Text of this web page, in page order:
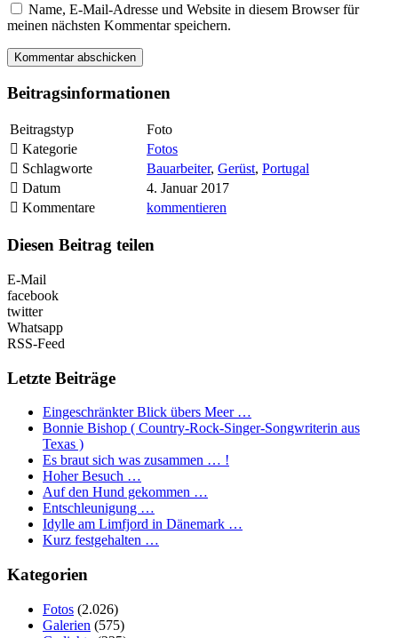
Name, E-Mail-Adresse und Website in diesem Browser für
meinen nächsten Kommentar speichern.
Beitragsinformationen
Beitragstyp
Foto
Kategorie
Fotos
Schlagworte
Bauarbeiter, Gerüst, Portugal
Datum
4. Januar 2017
Kommentare
kommentieren
Diesen Beitrag teilen
E-Mail
facebook
twitter
Whatsapp
RSS-Feed
Letzte Beiträge
Eingeschränkter Blick übers Meer …
Bonnie Bishop ( Country-Rock-Singer-Songwriterin aus
Texas )
Es braut sich was zusammen … !
Hoher Besuch …
Auf den Hund gekommen …
Entschleunigung …
Idylle am Limfjord in Dänemark …
Kurz festgehalten …
Kategorien
Fotos (2.026)
Galerien (575)